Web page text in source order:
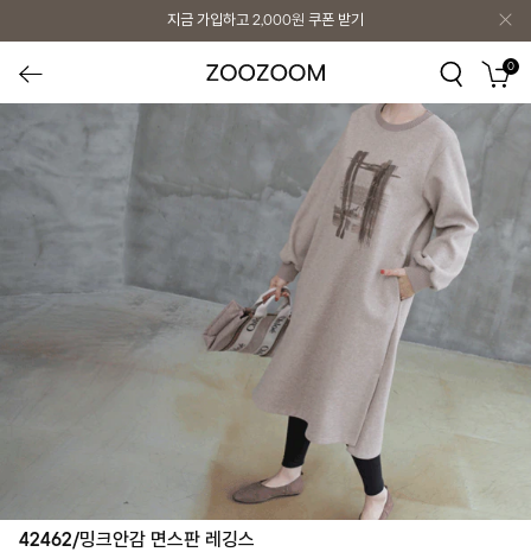
지금 가입하고 2,000원 쿠폰 받기
0
42462/밍크안감 면스판 레깅스